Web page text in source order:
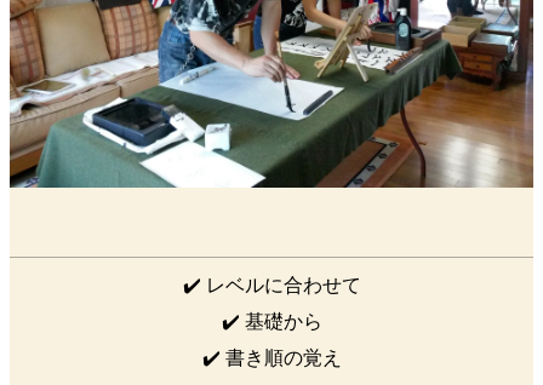
✔️ レベルに合わせて
✔️ 基礎から
✔️ 書き順の覚え